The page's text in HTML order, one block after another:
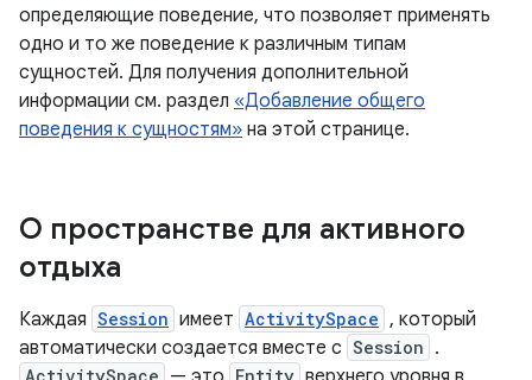
определяющие поведение, что позволяет применять
одно и то же поведение к различным типам
сущностей. Для получения дополнительной
информации см. раздел «Добавление общего
поведения к сущностям» на этой странице.
О пространстве для активного
отдыха
Каждая Session имеет ActivitySpace , который
автоматически создается вместе с Session .